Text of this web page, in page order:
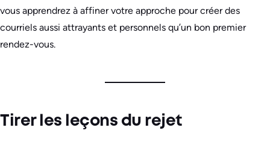
vous apprendrez à affiner votre approche pour créer des
courriels aussi attrayants et personnels qu’un bon premier
rendez-vous.
Tirer les leçons du rejet